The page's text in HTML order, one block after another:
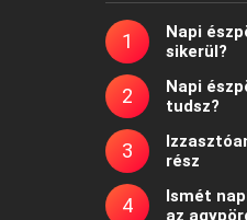
Napi
sikerül?
Napi
tudsz?
rész
Ismét
az